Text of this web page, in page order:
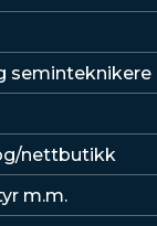
seminteknikere
nettbutikk
m.m.